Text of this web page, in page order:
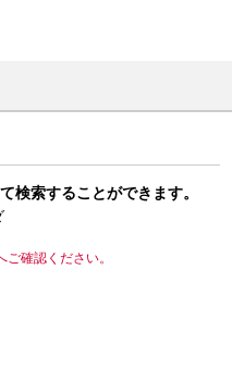
検索することができます。
確認ください。